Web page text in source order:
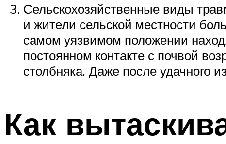
Сельскохозяйственные виды
и жители сельской местности
самом уязвимом положении
постоянном контакте с почвой
столбняка. Даже после удачного
Как